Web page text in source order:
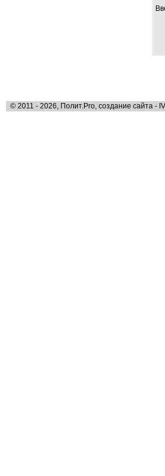
© 2011 - 2026, Полит.Pro, создание сайта -